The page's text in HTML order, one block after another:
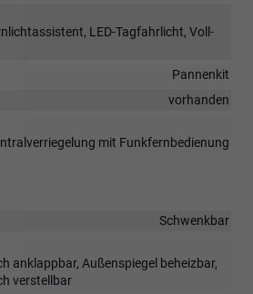
LED-Tagfahrlicht, Voll-
Pannenkit
vorhanden
mit Funkfernbedienung
Schwenkbar
anklappbar, Außenspiegel beheizbar,
verstellbar